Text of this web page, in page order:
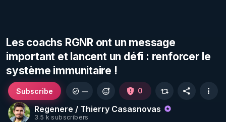
Les coachs RGNR ont un message
important et lancent un défi : renforcer le
système immunitaire !
Regenere / Thierry Casasnovas
3.5 k subscribers
Subscribe — 0